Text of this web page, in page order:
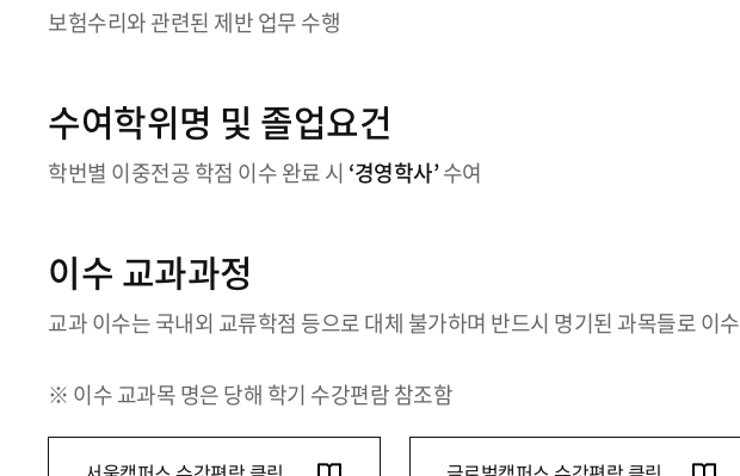
보험수리와 관련된 제반 업무 수행
수여학위명 및 졸업요건
학번별 이중전공 학점 이수 완료 시 ‘경영학사’수여
이수 교과과정
교과 이수는 국내외 교류학점 등으로 대체 불가하며 반드시 명기된 과목들로 이
※ 이수 교과목 명은 당해 학기 수강편람 참조함